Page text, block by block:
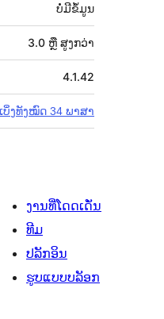
ບໍ່ມີຂໍ້ມູນ
3.0 ຫຼື ສູງກວ່າ
4.1.42
ເບິ່ງທັງໝົດ 34 ພາສາ
ງານທີ່ໂດດເດັ່ນ
ທີມ
ປລັກອິນ
ຮູບແບບບລັອກ